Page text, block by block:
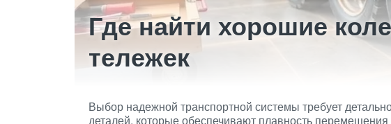
Где найти хорошие
тележек
Выбор надежной транспортной системы требует
деталей, которые обеспечивают плавность перемещения